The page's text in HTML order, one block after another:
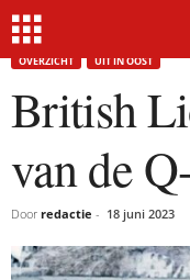
Home British
OVERZICHT UIT IN OOST
British
van de
Door redactie - 18 juni 2023